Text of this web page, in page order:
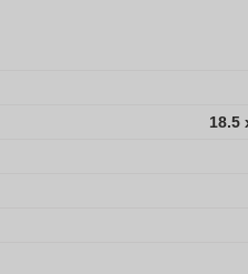
18.5